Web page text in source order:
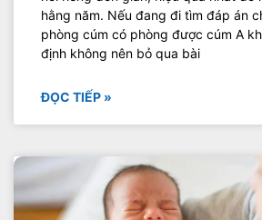
hằng năm. Nếu đang đi tìm đáp án
phòng cúm có phòng được cúm A
định không nên bỏ qua bài
ĐỌC TIẾP »